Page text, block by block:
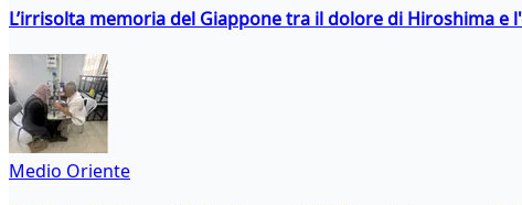
L’irrisolta memoria del Giappone tra il dolore di Hiroshima e
Medio Oriente